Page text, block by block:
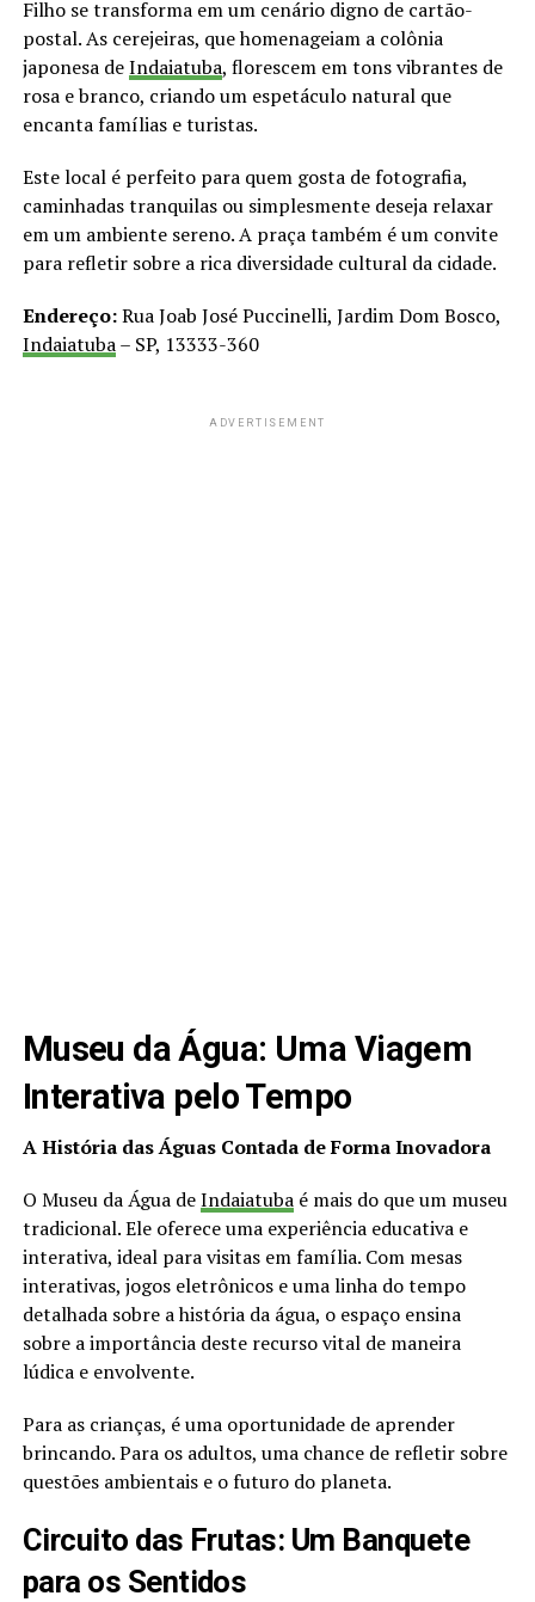
Filho se transforma em um cenário digno de cartão-
postal. As cerejeiras, que homenageiam a colônia
japonesa deIndaiatuba, florescem em tons vibrantes de
rosa e branco, criando um espetáculo natural que
encanta famílias e turistas.
Este local é perfeito para quem gosta de fotografia,
caminhadas tranquilas ou simplesmente deseja relaxar
em um ambiente sereno. A praça também é um convite
para refletir sobre a rica diversidade cultural da cidade.
Endereço:Rua Joab José Puccinelli, Jardim Dom Bosco,
Indaiatuba– SP, 13333-360
ADVERTISEMENT
Museu da Água: Uma Viagem
Interativa pelo Tempo
A História das Águas Contada de Forma Inovadora
O Museu da Água deIndaiatubaé mais do que um museu
tradicional. Ele oferece uma experiência educativa e
interativa, ideal para visitas em família. Com mesas
interativas, jogos eletrônicos e uma linha do tempo
detalhada sobre a história da água, o espaço ensina
sobre a importância deste recurso vital de maneira
lúdica e envolvente.
Para as crianças, é uma oportunidade de aprender
brincando. Para os adultos, uma chance de refletir sobre
questões ambientais e o futuro do planeta.
Circuito das Frutas: Um Banquete
para os Sentidos